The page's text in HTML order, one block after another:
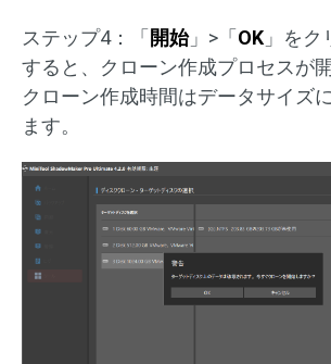
ステップ4：「 開始」>「 OK 」をク
すると、クローン作成プロセスが
クローン作成時間はデータサイズ
ます。